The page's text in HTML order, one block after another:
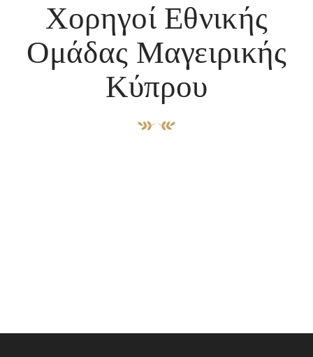
Χορηγοί Εθνικής
Ομάδας Μαγειρικής
Κύπρου